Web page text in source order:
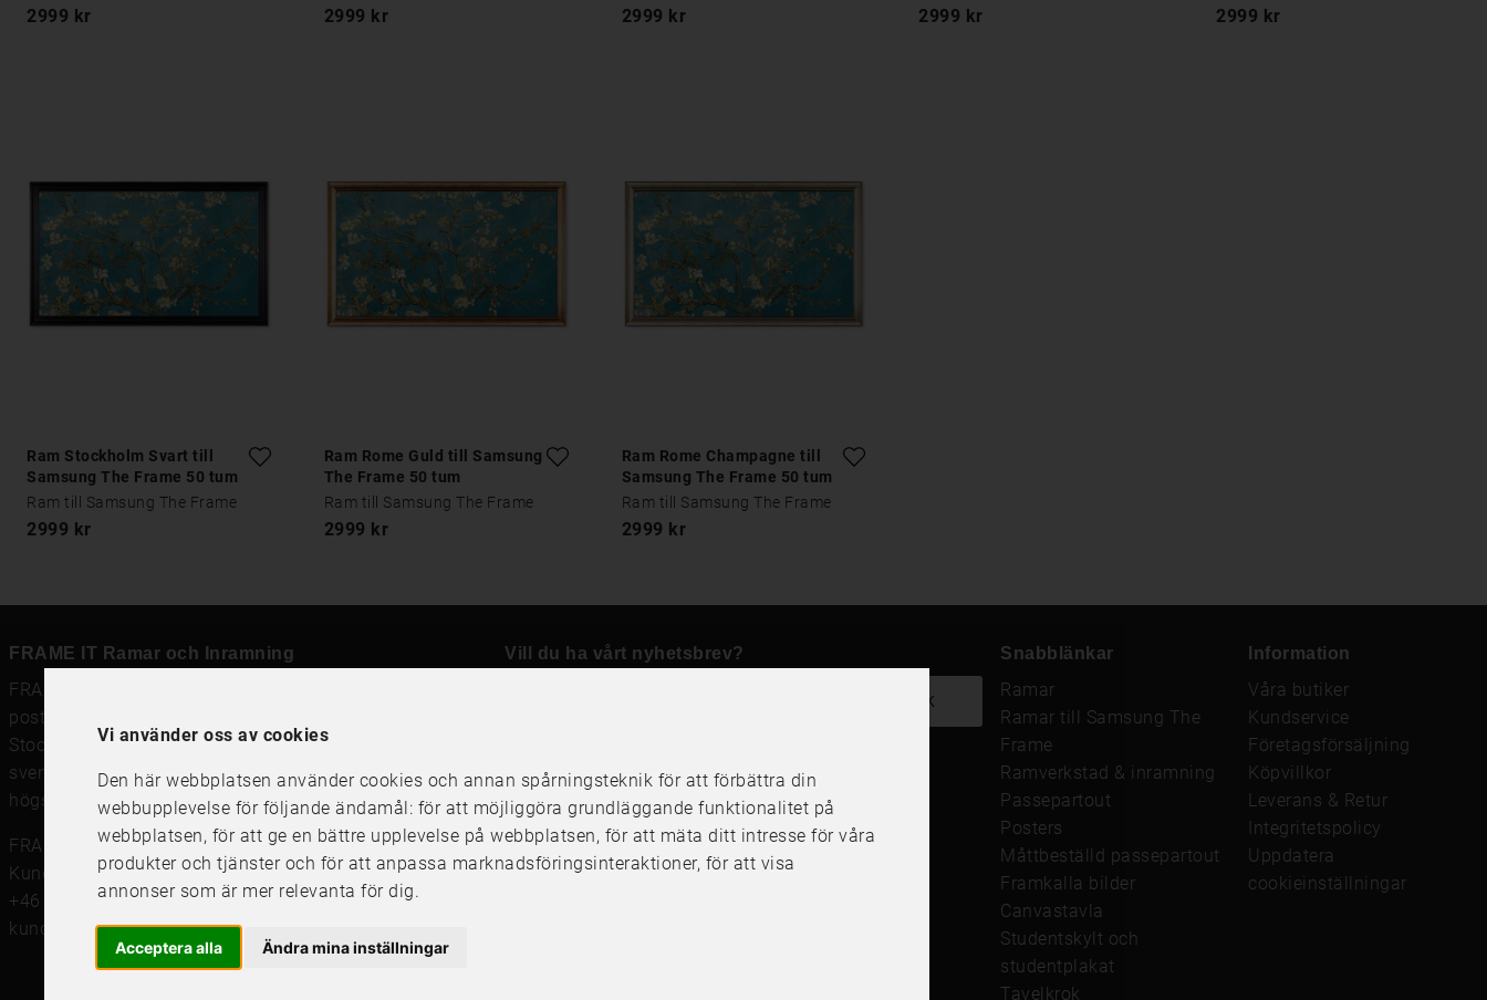
Vi använder oss av cookies
Den här webbplatsen använder cookies och annan spårningsteknik för att förbättra din
webbupplevelse för följande ändamål: för att möjliggöra grundläggande funktionalitet på
webbplatsen, för att ge en bättre upplevelse på webbplatsen, för att mäta ditt intresse för våra
produkter och tjänster och för att anpassa marknadsföringsinteraktioner, för att visa
annonser som är mer relevanta för dig.
Acceptera alla Ändra mina inställningar
2999 kr 2999 kr 2999 kr 2999 kr 2999 kr
Ram Stockholm Svart till
Samsung The Frame 50 tum
Ram till Samsung The Frame
2999 kr
Ram Rome Guld till Samsung
The Frame 50 tum
Ram till Samsung The Frame
2999 kr
Ram Rome Champagne till
Samsung The Frame 50 tum
Ram till Samsung The Frame
2999 kr
FRAME IT Ramar och Inramning
FRAME IT är en modern rambutik för
posters och prints
Stockholm, Göteborg och Uppsala. Vi säljer
svensktillverkade tavelramar,passepartoutoch prints av
högsta kvalitet.
FRAME IT Ramar och Inramning
Kungsgatan 41, 111 56 Stockholm
+46 (0)8 142122
kundservice@frameit.se
Vill du ha vårt nyhetsbrev?
OK
Följ oss i dina kanaler
Snabblänkar
Ramar
Ramar till Samsung The
Frame
Ramverkstad & inramning
Passepartout
Posters
Måttbeställd passepartout
Framkalla bilder
Canvastavla
Studentskylt och
studentplakat
Tavelkrok
Information
Våra butiker
Kundservice
Företagsförsäljning
Köpvillkor
Leverans & Retur
Integritetspolicy
Uppdatera
cookieinställningar